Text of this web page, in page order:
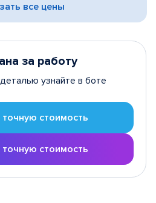
все цены
за работу
узнайте в боте
точную стоимость
точную стоимость